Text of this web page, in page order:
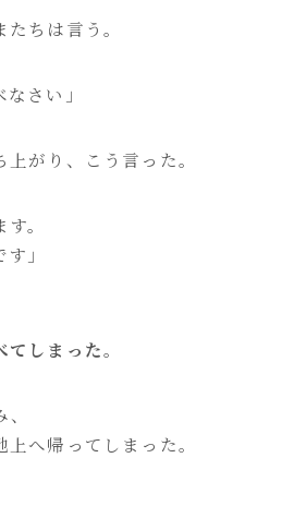
ちは言う。
さい」
がり、こう言った。
。
」
しまった。
へ帰ってしまった。